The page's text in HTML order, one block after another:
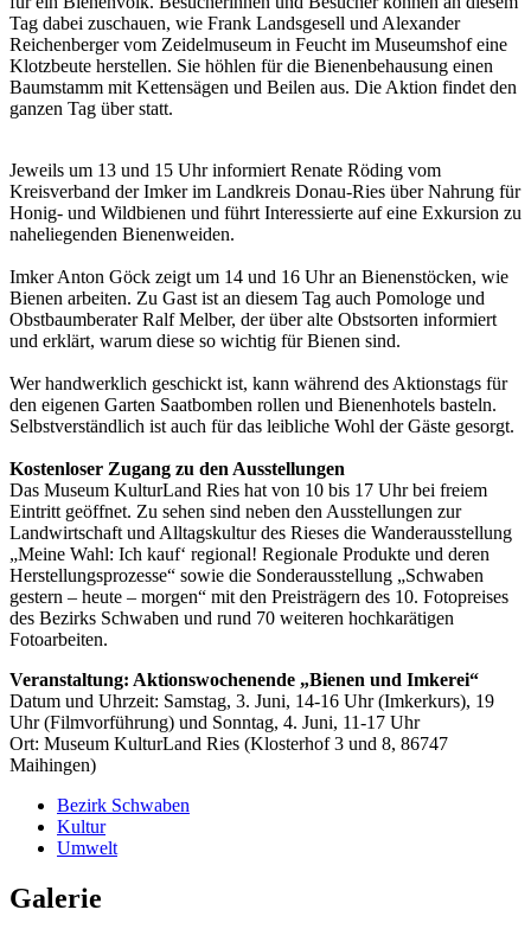
Tag dabei zuschauen, wie Frank Landsgesell und Alexander
Reichenberger vom Zeidelmuseum in Feucht im Museumshof eine
Klotzbeute herstellen. Sie höhlen für die Bienenbehausung einen
Baumstamm mit Kettensägen und Beilen aus. Die Aktion findet den
ganzen Tag über statt.
Jeweils um 13 und 15 Uhr informiert Renate Röding vom
Kreisverband der Imker im Landkreis Donau-Ries über Nahrung für
Honig- und Wildbienen und führt Interessierte auf eine Exkursion zu
naheliegenden Bienenweiden.
Imker Anton Göck zeigt um 14 und 16 Uhr an Bienenstöcken, wie
Bienen arbeiten. Zu Gast ist an diesem Tag auch Pomologe und
Obstbaumberater Ralf Melber, der über alte Obstsorten informiert
und erklärt, warum diese so wichtig für Bienen sind.
Wer handwerklich geschickt ist, kann während des Aktionstags für
den eigenen Garten Saatbomben rollen und Bienenhotels basteln.
Selbstverständlich ist auch für das leibliche Wohl der Gäste gesorgt.
Kostenloser Zugang zu den Ausstellungen
Das Museum KulturLand Ries hat von 10 bis 17 Uhr bei freiem
Eintritt geöffnet. Zu sehen sind neben den Ausstellungen zur
Landwirtschaft und Alltagskultur des Rieses die Wanderausstellung
„Meine Wahl: Ich kauf‘ regional! Regionale Produkte und deren
Herstellungsprozesse“ sowie die Sonderausstellung „Schwaben
gestern – heute – morgen“ mit den Preisträgern des 10. Fotopreises
des Bezirks Schwaben und rund 70 weiteren hochkarätigen
Fotoarbeiten.
Veranstaltung: Aktionswochenende „Bienen und Imkerei“
Datum und Uhrzeit: Samstag, 3. Juni, 14-16 Uhr (Imkerkurs), 19
Uhr (Filmvorführung) und Sonntag, 4. Juni, 11-17 Uhr
Ort: Museum KulturLand Ries (Klosterhof 3 und 8, 86747
Maihingen)
Bezirk Schwaben
Kultur
Umwelt
Galerie